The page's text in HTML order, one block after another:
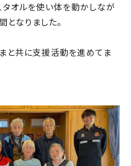
ー
オルを使い体を動かしなが
なりました。
と共に支援活動を進めてま